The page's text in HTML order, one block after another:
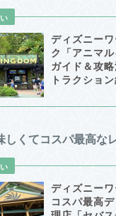
ディズニー
ク「アニマ
ガイド＆攻
トラクション
しくてコスパ最高な
ディズニー
コスパ最高